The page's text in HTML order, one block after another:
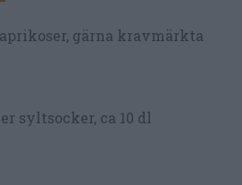
gärna kravmärkta
syltsocker, ca 10 dl